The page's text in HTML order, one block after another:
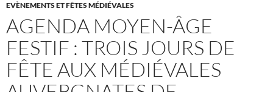
EVÈNEMENTS ET FÊTES MÉDIÉVALES
AGENDA MOYEN-ÂGE
FESTIF : TROIS JOURS DE
FÊTE AUX MÉDIÉVALES